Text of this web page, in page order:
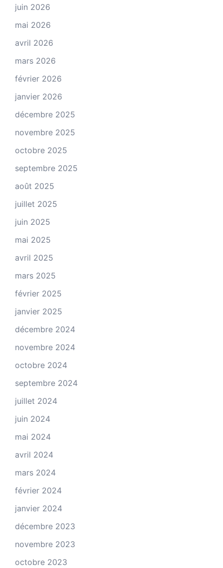
juin 2026
mai 2026
avril 2026
mars 2026
février 2026
janvier 2026
décembre 2025
novembre 2025
octobre 2025
septembre 2025
août 2025
juillet 2025
juin 2025
mai 2025
avril 2025
mars 2025
février 2025
janvier 2025
décembre 2024
novembre 2024
octobre 2024
septembre 2024
juillet 2024
juin 2024
mai 2024
avril 2024
mars 2024
février 2024
janvier 2024
décembre 2023
novembre 2023
octobre 2023